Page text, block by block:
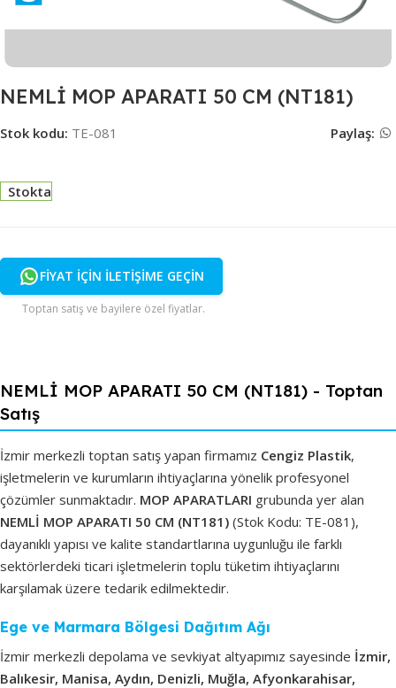
NEMLİ MOP APARATI 50 CM (NT181)
Stok kodu: TE-081 Paylaş:
Stokta
FİYAT İÇİN İLETİŞİME GEÇİN
Toptan satış ve bayilere özel fiyatlar.
NEMLİ MOP APARATI 50 CM (NT181) - Toptan
Satış
İzmir merkezli toptan satış yapan firmamız Cengiz Plastik,
işletmelerin ve kurumların ihtiyaçlarına yönelik profesyonel
çözümler sunmaktadır. MOP APARATLARI grubunda yer alan
NEMLİ MOP APARATI 50 CM (NT181) (Stok Kodu: TE-081),
dayanıklı yapısı ve kalite standartlarına uygunluğu ile farklı
sektörlerdeki ticari işletmelerin toplu tüketim ihtiyaçlarını
karşılamak üzere tedarik edilmektedir.
Ege ve Marmara Bölgesi Dağıtım Ağı
İzmir merkezli depolama ve sevkiyat altyapımız sayesinde İzmir,
Balıkesir, Manisa, Aydın, Denizli, Muğla, Afyonkarahisar,